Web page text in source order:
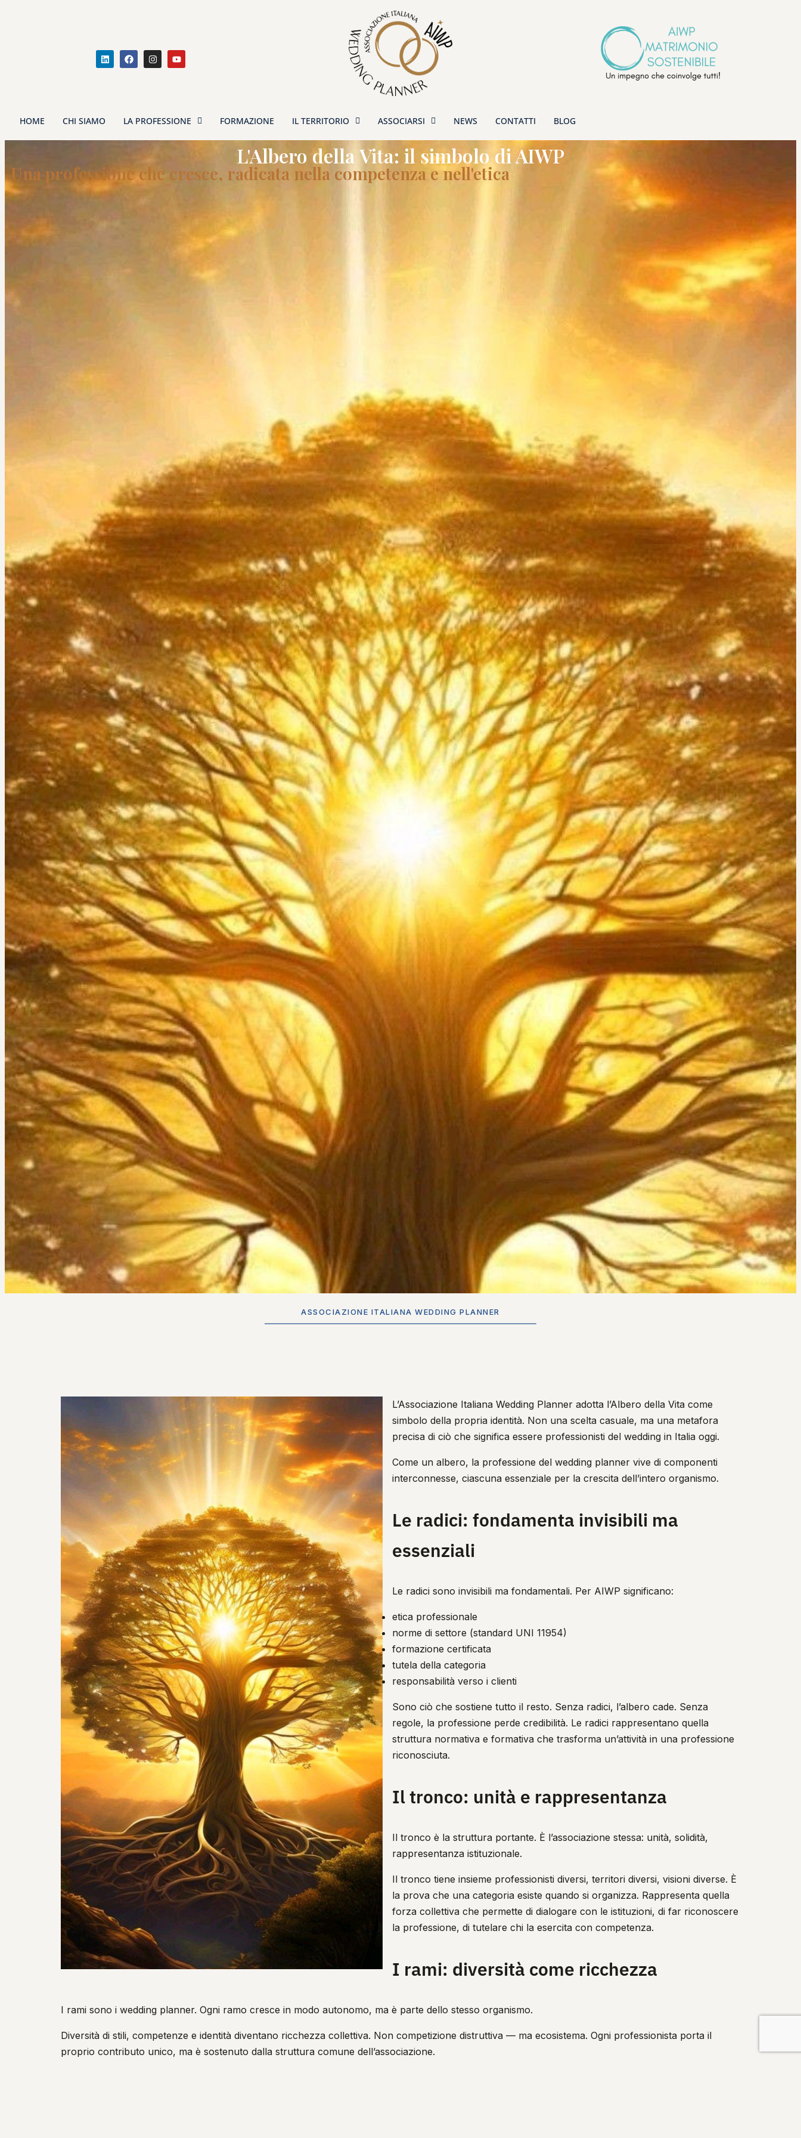
HOME CHI SIAMO LA PROFESSIONE FORMAZIONE IL TERRITORIO ASSOCIARSI NEWS CONTATTI BLOG
L'Albero della Vita: il simbolo di AIWP
Una professione che cresce, radicata nella competenza e nell'etica
ASSOCIAZIONE ITALIANA WEDDING PLANNER
L’Associazione Italiana Wedding Planner adotta l’Albero della Vita come
simbolo della propria identità. Non una scelta casuale, ma una metafora
precisa di ciò che significa essere professionisti del wedding in Italia oggi.
Come un albero, la professione del wedding planner vive di componenti
interconnesse, ciascuna essenziale per la crescita dell’intero organismo.
Le radici: fondamenta invisibili ma
essenziali
Le radici sono invisibili ma fondamentali. Per AIWP significano:
etica professionale
norme di settore (standard UNI 11954)
formazione certificata
tutela della categoria
responsabilità verso i clienti
Sono ciò che sostiene tutto il resto. Senza radici, l’albero cade. Senza
regole, la professione perde credibilità. Le radici rappresentano quella
struttura normativa e formativa che trasforma un’attività in una professione
riconosciuta.
Il tronco: unità e rappresentanza
Il tronco è la struttura portante. È l’associazione stessa: unità, solidità,
rappresentanza istituzionale.
Il tronco tiene insieme professionisti diversi, territori diversi, visioni diverse. È
la prova che una categoria esiste quando si organizza. Rappresenta quella
forza collettiva che permette di dialogare con le istituzioni, di far riconoscere
la professione, di tutelare chi la esercita con competenza.
I rami: diversità come ricchezza
I rami sono i wedding planner. Ogni ramo cresce in modo autonomo, ma è parte dello stesso organismo.
Diversità di stili, competenze e identità diventano ricchezza collettiva. Non competizione distruttiva — ma ecosistema. Ogni professionista porta il
proprio contributo unico, ma è sostenuto dalla struttura comune dell’associazione.